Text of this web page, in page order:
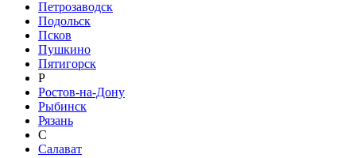
Петрозаводск
Подольск
Псков
Пушкино
Пятигорск
Р
Ростов-на-Дону
Рыбинск
Рязань
С
Салават